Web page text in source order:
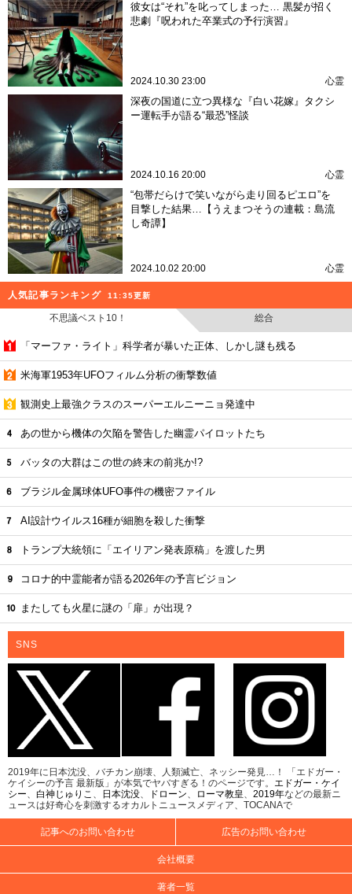
彼女は“それ”を叱ってしまった… 黒髪が招く
悲劇『呪われた卒業式の予行演習』
2024.10.30 23:00 心霊
深夜の国道に立つ異様な『白い花嫁』タクシ
ー運転手が語る“最恐”怪談
2024.10.16 20:00 心霊
“包帯だらけで笑いながら走り回るピエロ”を
目撃した結果…【うえまつそうの連載：島流
し奇譚】
2024.10.02 20:00 心霊
人気記事ランキング 11:35更新
不思議ベスト10！ 総合
「マーファ・ライト」科学者が暴いた正体、しかし謎も残る
米海軍1953年UFOフィルム分析の衝撃数値
観測史上最強クラスのスーパーエルニーニョ発達中
あの世から機体の欠陥を警告した幽霊パイロットたち
バッタの大群はこの世の終末の前兆か!?
ブラジル金属球体UFO事件の機密ファイル
AI設計ウイルス16種が細胞を殺した衝撃
トランプ大統領に「エイリアン発表原稿」を渡した男
コロナ的中霊能者が語る2026年の予言ビジョン
またしても火星に謎の「扉」が出現？
SNS
2019年に日本沈没、バチカン崩壊、人類滅亡、ネッシー発見…！ 「エドガー・
ケイシーの予言 最新版」が本気でヤバすぎる！のページです。 エドガー・ケイ
シー
白神じゅりこ 日本沈没 ドローン ローマ教皇 2019年などの最新ニ
ュースは好奇心を刺激するオカルトニュースメディア、TOCANAで
記事へのお問い合わせ 広告のお問い合わせ
会社概要
著者一覧